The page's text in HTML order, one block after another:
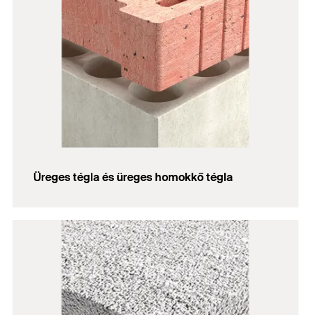
Üreges tégla és üreges homokkő tégla